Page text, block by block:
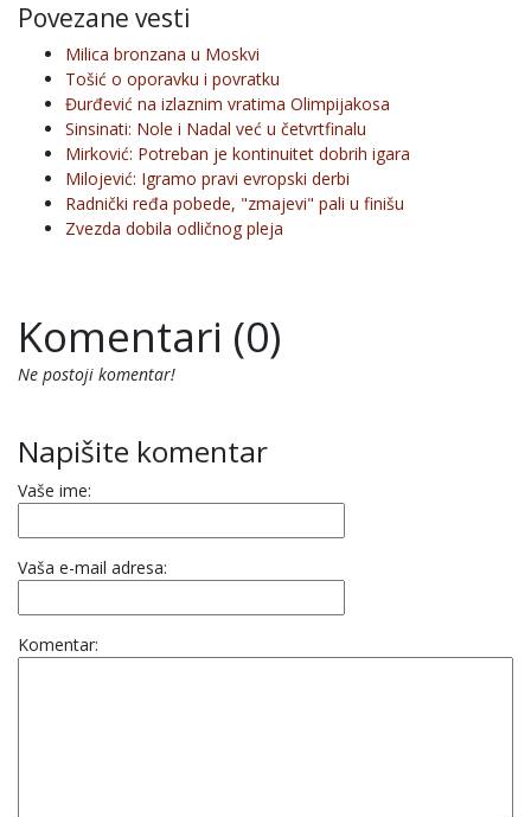
Povezane vesti
Milica bronzana u Moskvi
Tošić o oporavku i povratku
Đurđević na izlaznim vratima Olimpijakosa
Sinsinati: Nole i Nadal već u četvrtfinalu
Mirković: Potreban je kontinuitet dobrih igara
Milojević: Igramo pravi evropski derbi
Radnički ređa pobede, "zmajevi" pali u finišu
Zvezda dobila odličnog pleja
Komentari (0)
Ne postoji komentar!
Napišite komentar
Vaše ime:
Vaša e-mail adresa:
Komentar: